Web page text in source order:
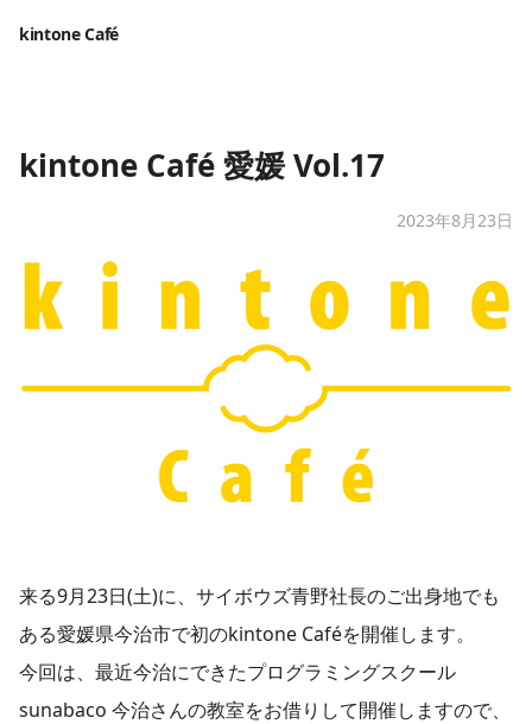
kintone Café
kintone Café 愛媛 Vol.17
2023年8月23日
来る9月23日(土)に、サイボウズ青野社長のご出身地でも
ある愛媛県今治市で初のkintone Caféを開催します。
今回は、最近今治にできたプログラミングスクール
sunabaco 今治さんの教室をお借りして開催しますので、